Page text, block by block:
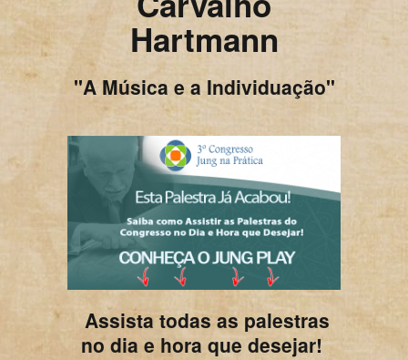
Hartmann
"A Música e a Individuação"
Assista todas as palestras
no dia e hora que desejar!